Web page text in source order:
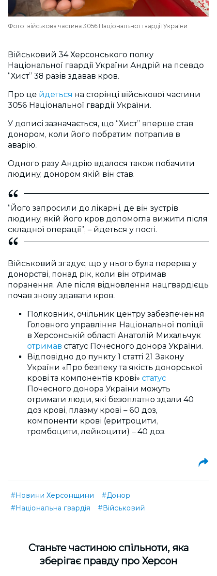
Фото: військова частина 3056 Національної гвардії України
Військовий 34 Херсонського полку
Національної гвардії України Андрій на псевдо
“Хист” 38 разів здавав кров.
Про це йдеться на сторінці військової частини
3056 Національної гвардії України.
У дописі зазначається, що “Хист” вперше став
донором, коли його побратим потрапив в
аварію.
Одного разу Андрію вдалося також побачити
людину, донором якій він став.
“Його запросили до лікарні, де він зустрів
людину, якій його кров допомогла вижити після
складної операції”, – йдеться у пості.
Військовий згадує, що у нього була перерва у
донорстві, понад рік, коли він отримав
поранення. Але після відновлення нацгвардієць
почав знову здавати кров.
Полковник, очільник центру забезпечення
Головного управління Національної поліції
в Херсонській області Анатолій Михальчук
отримав статус Почесного донора України.
Відповідно до пункту 1 статті 21 Закону
України «Про безпеку та якість донорської
крові та компонентів крові» статус
Почесного донора України можуть
отримати люди, які безоплатно здали 40
доз крові, плазму крові – 60 доз,
компоненти крові (еритроцити,
тромбоцити, лейкоцити) – 40 доз.
#Новини Херсонщини
#Донор
#Національна гвардія
#Військовий
Cтаньте частиною спільноти, яка
зберігає правду про Херсон